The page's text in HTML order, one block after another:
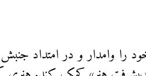
را وامدار و در امتداد